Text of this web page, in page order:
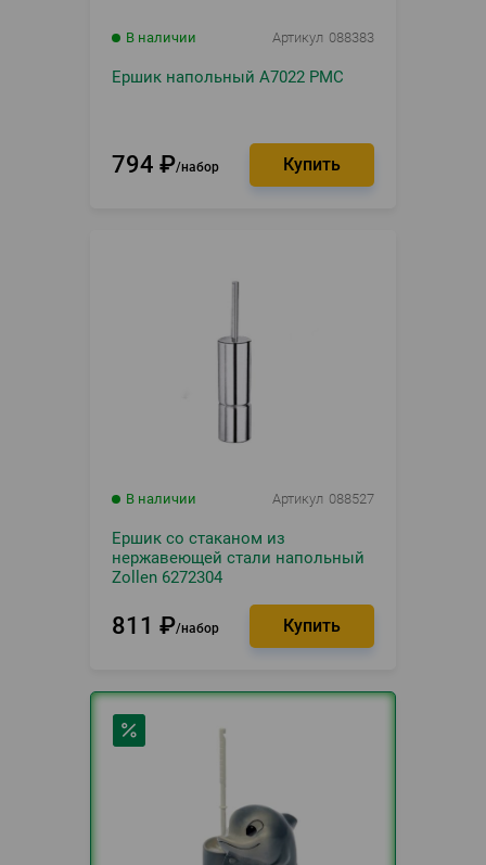
В наличии Артикул 088383
Ершик напольный А7022 РМС
794 ₽ набор
В наличии Артикул 088527
Ершик со стаканом из
нержавеющей стали напольный
Zollen 6272304
811 ₽ набор